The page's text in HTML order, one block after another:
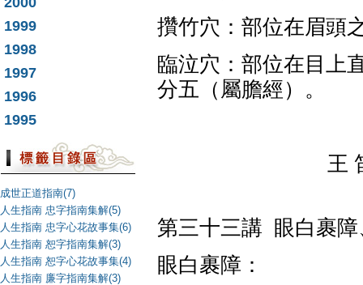
1999
1998
1997
1996
1995
成世正道指南(7)
人生指南 忠字指南集解(5)
人生指南 忠字心花故事集(6)
人生指南 恕字指南集解(3)
人生指南 恕字心花故事集(4)
人生指南 廉字指南集解(3)
攢竹穴：部位在眉頭
臨泣穴：部位在目上
分五（屬膽經）。
王
第三十三講
眼白裹
眼白裹障：